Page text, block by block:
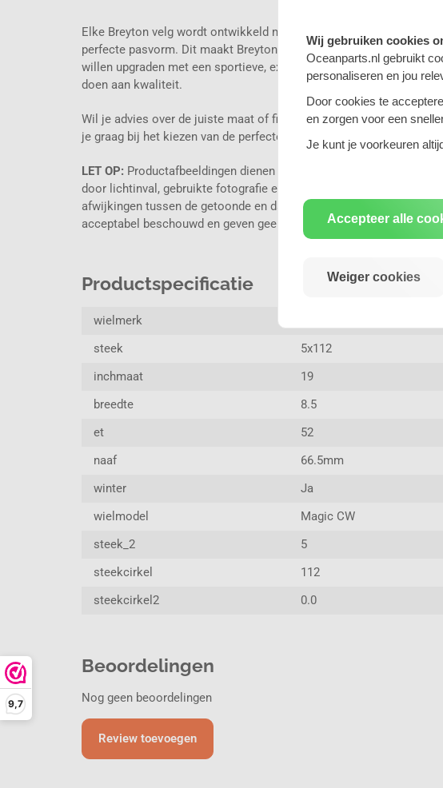
9,7
Elke Breyton velg wordt ontwikkeld met aandacht voor design,
perfecte pasvorm. Dit maakt Breyton een geliefde keuze voor
willen upgraden met een sportieve, exclusieve uitstraling zonder
doen aan kwaliteit.
Wil je advies over de juiste maat of fitment? Neem gerust contact
je graag bij het kiezen van de perfecte Breyton velgenset voor jouw
LET OP: Productafbeeldingen dienen ter illustratie. Kleurweergave
door lichtinval, gebruikte fotografie en beeldscherminstellingen.
afwijkingen tussen de getoonde en daadwerkelijke productkleur
acceptabel beschouwd en geven geen recht op ontbinding of
Productspecificatie
wielmerk
steek
5x112
inchmaat
19
breedte
8.5
et
52
naaf
66.5mm
winter
Ja
wielmodel
Magic CW
steek_2
5
steekcirkel
112
steekcirkel2
0.0
Beoordelingen
Nog geen beoordelingen
Review toevoegen
Wij gebruiken cookies
Oceanparts.nl gebruikt
personaliseren en jou
Door cookies te
en zorgen voor een
Je kunt je voorkeuren
Accepteer alle
Weiger cookies